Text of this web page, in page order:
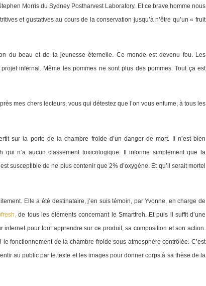
Morris du Sydney Postharvest Laboratory. Et ce brave homme nous
et gustatives au cours de la conservation jusqu’à n’être qu’un « fruit
du beau et de la jeunesse éternelle. Ce monde est devenu fou. Les
infernal. Même les pommes ne sont plus des pommes. Tout ça est
mes chers lecteurs, vous qui détestez que l’on vous enfume, à tous les
sur la porte de la chambre froide d’un danger de mort. Il n’est bien
qui n’a aucun classement toxicologique. Il informe simplement que la
susceptible de ne plus contenir que 2% d’oxygène. Et qu’il serait mortel
Elle a été destinataire, j’en suis témoin, par Yvonne, en charge de
de tous les éléments concernant le Smartfreh. Et puis il suffit d’une
internet pour tout apprendre sur ce produit, sa composition et son action.
fonctionnement de la chambre froide sous atmosphère contrôlée. C’est
au public par le texte et les images pour donner corps à sa thèse de la